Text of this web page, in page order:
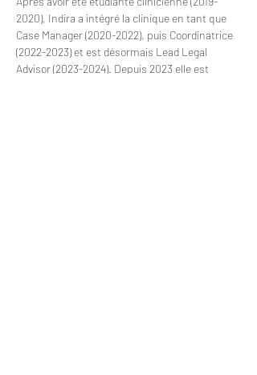
2020), Indira a intégré la clinique en tant que
Case Manager (2020-2022), puis Coordinatrice
(2022-2023) et est désormais Lead Legal
Advisor (2023-2024). Depuis 2023 elle est